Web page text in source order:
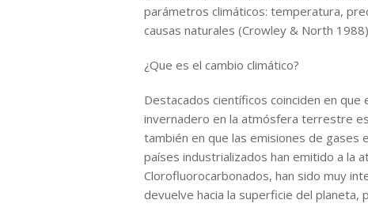
parámetros climáticos: temperatura,
causas naturales (Crowley & North
¿Que es el cambio climático?
Destacados científicos coinciden en
invernadero en la atmósfera terrestre
también en que las emisiones de gases
países industrializados han emitido a la
Clorofluorocarbonados, han sido muy
devuelve hacia la superficie del planeta,